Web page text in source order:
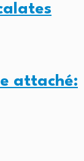
attaché: